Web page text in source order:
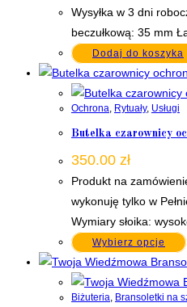
Wysyłka w 3 dni
beczułkową: 35 mm
Dodaj do koszyka
Ochrona, Rytuały, Usługi
Butelka czarownicy
350.00 zł
Produkt na
wykonuję tylko w
Wymiary słoika:
Wybierz opcje
Biżuteria, Bransoletki na